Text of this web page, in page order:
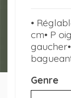
•
cm• P
Genre